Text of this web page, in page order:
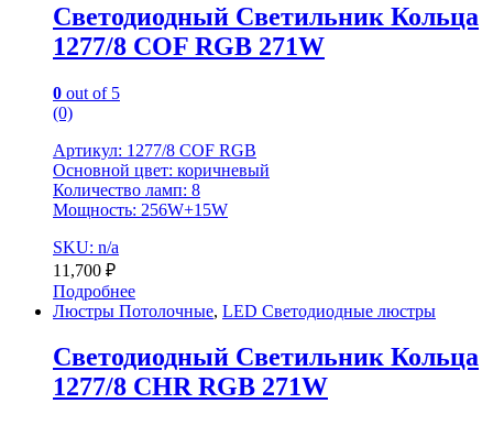
Светодиодный Светильник Кольца
1277/8 COF RGB 271W
0 out of 5
(0)
Артикул: 1277/8 COF RGB
Основной цвет: коричневый
Количество ламп: 8
Мощность: 256W+15W
SKU: n/a
11,700 ₽
Подробнее
Люстры Потолочные, LED Светодиодные люстры
Светодиодный Светильник Кольца
1277/8 CHR RGB 271W